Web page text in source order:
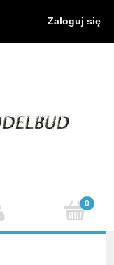
Zaloguj się